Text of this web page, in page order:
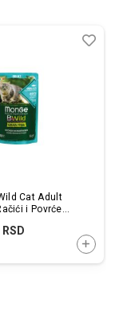
Cat Adult
i Povrće
RSD